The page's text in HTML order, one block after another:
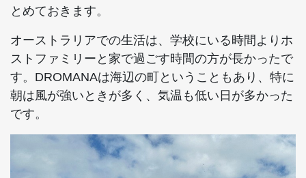
とめておきます。
オーストラリアでの生活は、学校にいる時間よりホ
ストファミリーと家で過ごす時間の方が長かったで
す。DROMANAは海辺の町ということもあり、特に
朝は風が強いときが多く、気温も低い日が多かった
です。